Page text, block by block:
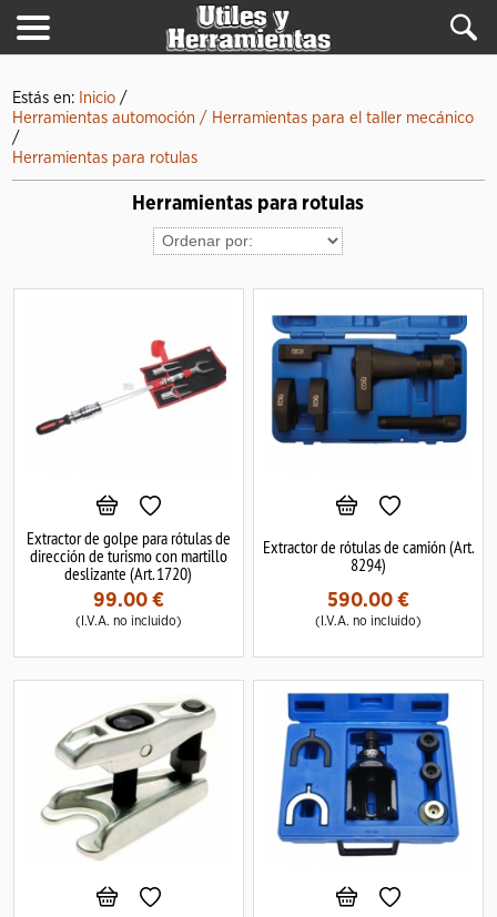
Estás en: Inicio /
Herramientas automoción / Herramientas para el taller mecánico
/
Herramientas para rotulas
Herramientas para rotulas
Extractor de golpe para rótulas de
dirección de turismo con martillo
deslizante (Art. 1720)
99.00€
(I.V.A. no incluido)
Extractor de rótulas de camión (Art.
8294)
590.00 €
(I.V.A. no incluido)